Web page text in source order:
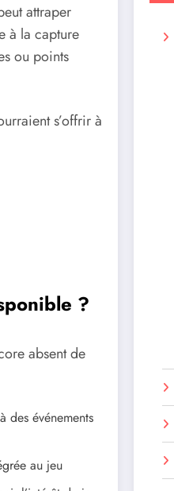
attraper
à la capture
ou points
s’offrir à
?
absent de
des événements
au jeu